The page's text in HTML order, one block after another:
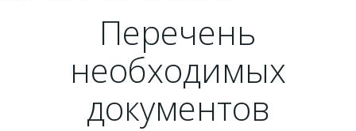
Перечень
необходимых
документов